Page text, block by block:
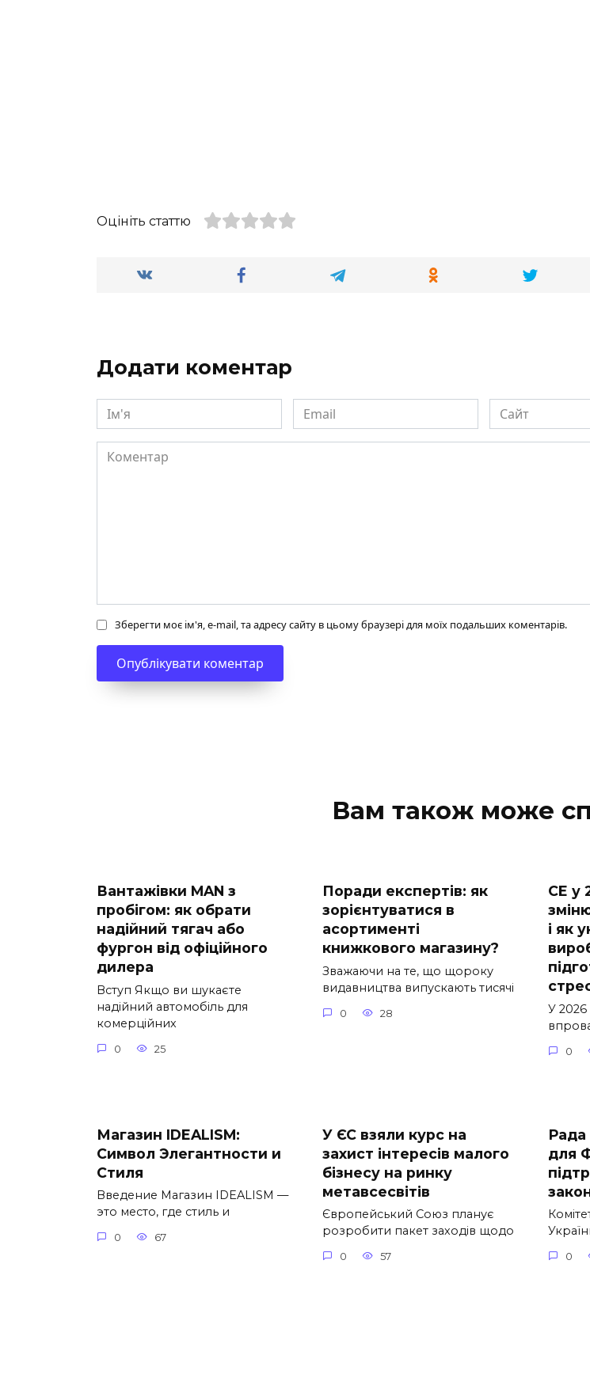
Оцініть статтю
Додати коментар
Ім'я Email Сайт
Коментар
Зберегти моє ім'я, e-mail, та адресу сайту в цьому браузері для моїх подальших коментарів.
Вам також може
Вантажівки MAN з
пробігом: як обрати
надійний тягач або
фургон від офіційного
дилера
Вступ Якщо ви шукаєте
надійний автомобіль для
комерційних
0 25
Поради експертів: як
зорієнтуватися в
асортименті
книжкового магазину?
Зважаючи на те, що щороку
видавництва випускають тисячі
0 28
СE у
і як
У 2026
0
Магазин IDEALISM:
Символ Элегантности и
Стиля
Введение Магазин IDEALISM —
это место, где стиль и
0 67
У ЄС взяли курс на
захист інтересів малого
бізнесу на ринку
метавсесвітів
Європейський Союз планує
розробити пакет заходів щодо
0 57
Рада
для
0